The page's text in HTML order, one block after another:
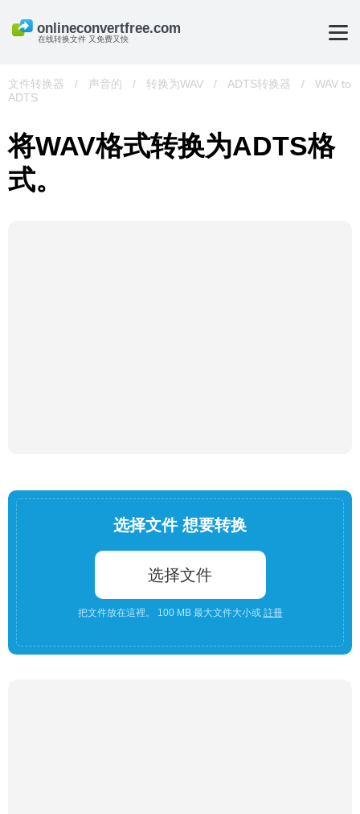
在线转换文件 又免费又快
文件转换器 / 声音的 / 转换为WAV / ADTS转换器 /
WAV to
ADTS
将WAV格式转换为ADTS格
式。
选择文件 想要转换
选择文件
把文件放在這裡。 100 MB 最大文件大小或 註冊